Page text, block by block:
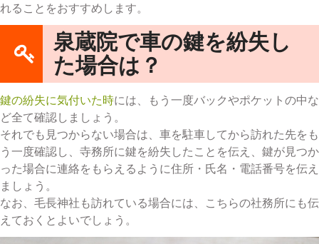
れることをおすすめします。
泉蔵院で車の鍵を紛失し
た場合は？
鍵の紛失に気付いた時には、もう一度バックやポケットの中な
ど全て確認しましょう。
それでも見つからない場合は、車を駐車してから訪れた先をも
う一度確認し、寺務所に鍵を紛失したことを伝え、鍵が見つか
った場合に連絡をもらえるように住所・氏名・電話番号を伝え
ましょう。
なお、毛長神社も訪れている場合には、こちらの社務所にも伝
えておくとよいでしょう。